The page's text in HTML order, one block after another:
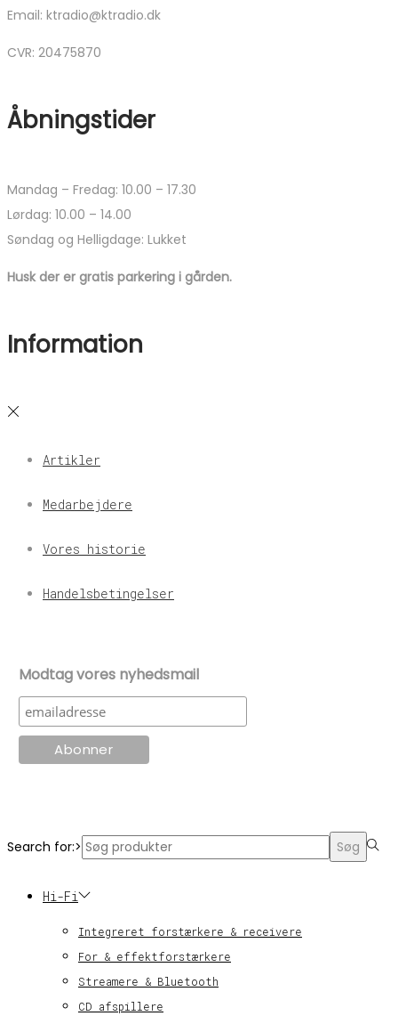
Email: ktradio@ktradio.dk
CVR: 20475870
Åbningstider
Mandag – Fredag: 10.00 – 17.30
Lørdag: 10.00 – 14.00
Søndag og Helligdage: Lukket
Husk der er gratis parkering i gården.
Information
Artikler
Medarbejdere
Vores historie
Handelsbetingelser
Modtag vores nyhedsmail
Search for:> Søg
Hi-Fi
Integreret forstærkere & receivere
For & effektforstærkere
Streamere & Bluetooth
CD afspillere